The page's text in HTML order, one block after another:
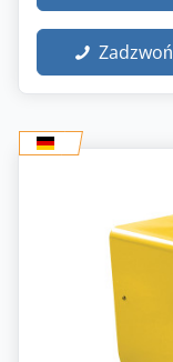
Zadzwoń